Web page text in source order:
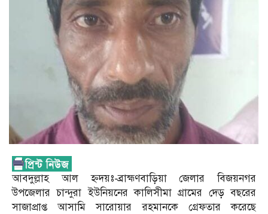
আবদুল্লাহ আল হ্নদয়ঃ-ব্রাহ্মণবাড়িয়া জেলার বিজয়নগর
উপজেলার চান্দুরা ইউনিয়নের কালিসীমা গ্রামের দেড় বছরের
সাজাপ্রাপ্ত আসামি সারোয়ার রহমানকে গ্রেফতার করেছে